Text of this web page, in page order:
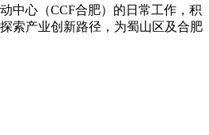
中心（CCF合肥）的日常工作，积
索产业创新路径，为蜀山区及合肥